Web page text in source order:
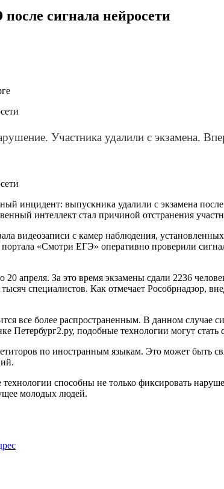
сигнала нейросети
Участника удалили с экзамена.
инцидент: выпускника удалили с экзамена
интеллект стал причиной отстранения
видеозаписи с камер наблюдения,
«Смотри ЕГЭ» оперативно проверили
апреля. За это время экзамены сдали 2236
специалистов. Как отмечает Рособрнадзор,
все более распространенным. В данном случае
подобные технологии могут
по иностранным языкам. Это может быть
способны не только фиксировать
молодых людей.